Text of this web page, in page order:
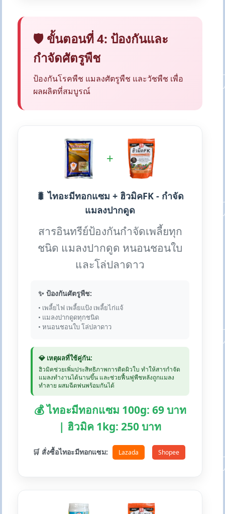
🛡️ ขั้นตอนที่ 4: ป้องกันและ
กำจัดศัตรูพืช
ป้องกันโรคพืช แมลงศัตรูพืช และวัชพืช เพื่อ
ผลผลิตที่สมบูรณ์
+
🐛 ไทอะมีทอกแซม + ฮิวมิคFK - กำจัด
แมลงปากดูด
สารอินทรีย์ป้องกันกำจัดเพลี้ยทุก
ชนิด แมลงปากดูด หนอนชอนใบ
และโล่ปลาดาว
✨ ป้องกันศัตรูพืช:
• เพลี้ยไฟ เพลี้ยแป้ง เพลี้ยไก่แจ้
• แมลงปากดูดทุกชนิด
• หนอนชอนใบ โล่ปลาดาว
💎 เหตุผลที่ใช้คู่กัน:
ฮิวมิคช่วยเพิ่มประสิทธิภาพการติดผิวใบ ทำให้สารกำจัด
แมลงทำงานได้นานขึ้น และช่วยฟื้นฟูพืชหลังถูกแมลง
ทำลาย ผสมฉีดพ่นพร้อมกันได้
💰 ไทอะมีทอกแซม 100g: 69 บาท
| ฮิวมิค 1kg: 250 บาท
🛒 สั่งซื้อไทอะมีทอกแซม: Lazada Shopee